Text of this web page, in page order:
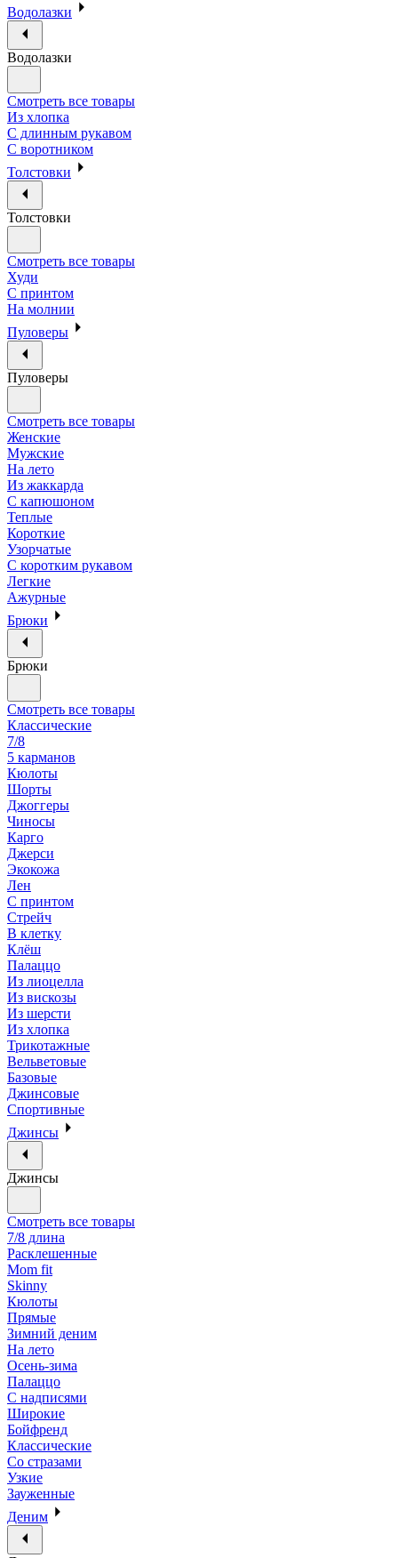
Водолазки
Водолазки
Смотреть все товары
Из хлопка
С длинным рукавом
С воротником
Толстовки
Толстовки
Смотреть все товары
Худи
С принтом
На молнии
Пуловеры
Пуловеры
Смотреть все товары
Женские
Мужские
На лето
Из жаккарда
С капюшоном
Теплые
Короткие
Узорчатые
С коротким рукавом
Легкие
Ажурные
Брюки
Брюки
Смотреть все товары
Классические
7/8
5 карманов
Кюлоты
Шорты
Джоггеры
Чиносы
Карго
Джерси
Экокожа
Лен
С принтом
Стрейч
В клетку
Клёш
Палаццо
Из лиоцелла
Из вискозы
Из шерсти
Из хлопка
Трикотажные
Вельветовые
Базовые
Джинсовые
Спортивные
Джинсы
Джинсы
Смотреть все товары
7/8 длина
Расклешенные
Mom fit
Skinny
Кюлоты
Прямые
Зимний деним
На лето
Осень-зима
Палаццо
С надписями
Широкие
Бойфренд
Классические
Со стразами
Узкие
Зауженные
Деним